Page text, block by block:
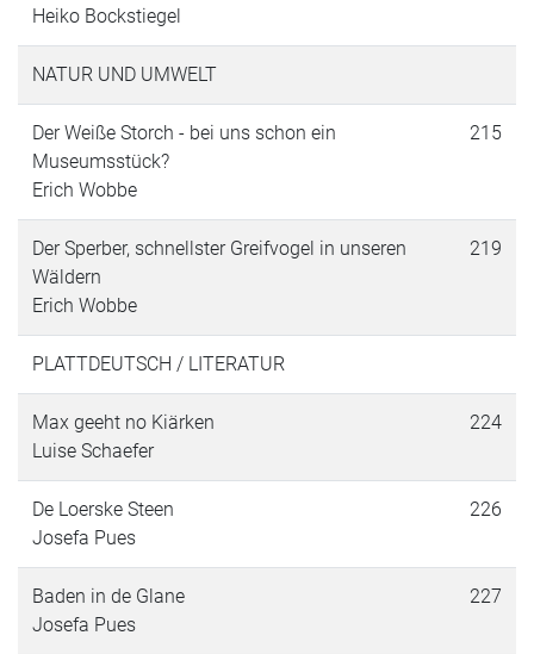
Heiko Bockstiegel
NATUR UND UMWELT
Der Weiße Storch - bei uns schon ein
Museumsstück?
Erich Wobbe
215
Der Sperber, schnellster Greifvogel in unseren
Wäldern
Erich Wobbe
219
PLATTDEUTSCH / LITERATUR
Max geeht no Kiärken
Luise Schaefer
224
De Loerske Steen
Josefa Pues
226
Baden in de Glane
Josefa Pues
227